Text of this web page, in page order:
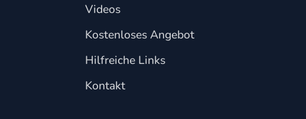
Videos
Kostenloses Angebot
Hilfreiche Links
Kontakt